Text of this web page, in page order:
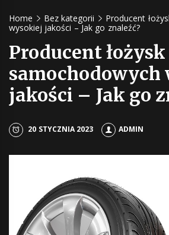
Home Bez kategorii
Producent
wysokiej jakości – Jak go znaleźć?
Producent łożysk
samochodowych
jakości – Jak go
20 STYCZNIA 2023 ADMIN